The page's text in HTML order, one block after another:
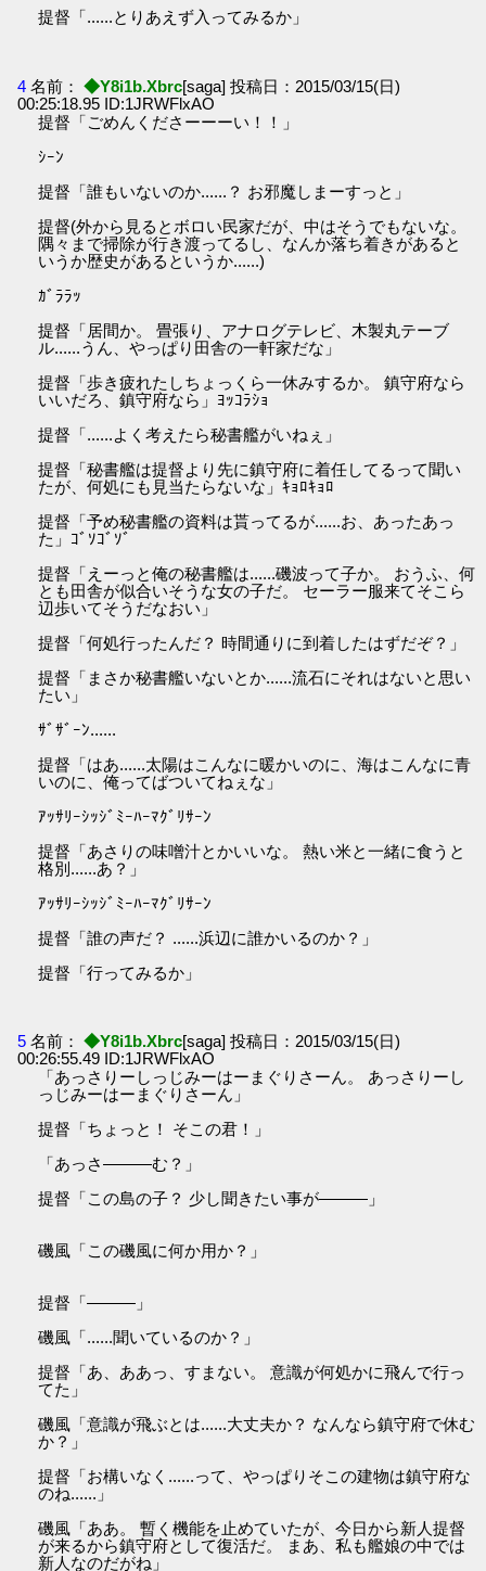
提督「......とりあえず入ってみるか」
4 名前： ◆Y8i1b.Xbrc[saga] 投稿日：2015/03/15(日)
00:25:18.95 ID:1JRWFlxAO
提督「ごめんくださーーーい！！」
ｼｰﾝ
提督「誰もいないのか......？ お邪魔しまーすっと」
提督(外から見るとボロい民家だが、中はそうでもないな。
隅々まで掃除が行き渡ってるし、なんか落ち着きがあると
いうか歴史があるというか......)
ｶﾞﾗﾗｯ
提督「居間か。 畳張り、アナログテレビ、木製丸テーブ
ル......うん、やっぱり田舎の一軒家だな」
提督「歩き疲れたしちょっくら一休みするか。 鎮守府なら
いいだろ、鎮守府なら」ﾖｯｺﾗｼｮ
提督「......よく考えたら秘書艦がいねぇ」
提督「秘書艦は提督より先に鎮守府に着任してるって聞い
たが、何処にも見当たらないな」ｷｮﾛｷｮﾛ
提督「予め秘書艦の資料は貰ってるが......お、あったあっ
た」ｺﾞｿｺﾞｿﾞ
提督「えーっと俺の秘書艦は......磯波って子か。 おうふ、何
とも田舎が似合いそうな女の子だ。 セーラー服来てそこら
辺歩いてそうだなおい」
提督「何処行ったんだ？ 時間通りに到着したはずだぞ？」
提督「まさか秘書艦いないとか......流石にそれはないと思い
たい」
ｻﾞｻﾞｰﾝ......
提督「はあ......太陽はこんなに暖かいのに、海はこんなに青
いのに、俺ってばついてねぇな」
ｱｯｻﾘｰｼｯｼﾞﾐｰﾊｰﾏｸﾞﾘｻｰﾝ
提督「あさりの味噌汁とかいいな。 熱い米と一緒に食うと
格別......あ？」
ｱｯｻﾘｰｼｯｼﾞﾐｰﾊｰﾏｸﾞﾘｻｰﾝ
提督「誰の声だ？ ......浜辺に誰かいるのか？」
提督「行ってみるか」
5 名前： ◆Y8i1b.Xbrc[saga] 投稿日：2015/03/15(日)
00:26:55.49 ID:1JRWFlxAO
「あっさりーしっじみーはーまぐりさーん。 あっさりーし
っじみーはーまぐりさーん」
提督「ちょっと！ そこの君！」
「あっさ———む？」
提督「この島の子？ 少し聞きたい事が———」
磯風「この磯風に何か用か？」
提督「———」
磯風「......聞いているのか？」
提督「あ、ああっ、すまない。 意識が何処かに飛んで行っ
てた」
磯風「意識が飛ぶとは......大丈夫か？ なんなら鎮守府で休む
か？」
提督「お構いなく......って、やっぱりそこの建物は鎮守府な
のね......」
磯風「ああ。 暫く機能を止めていたが、今日から新人提督
が来るから鎮守府として復活だ。 まあ、私も艦娘の中では
新人なのだがね」